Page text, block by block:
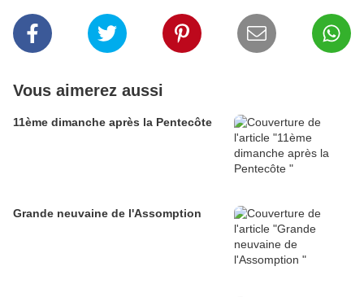
Vous aimerez aussi
11ème dimanche après la Pentecôte
Grande neuvaine de l'Assomption